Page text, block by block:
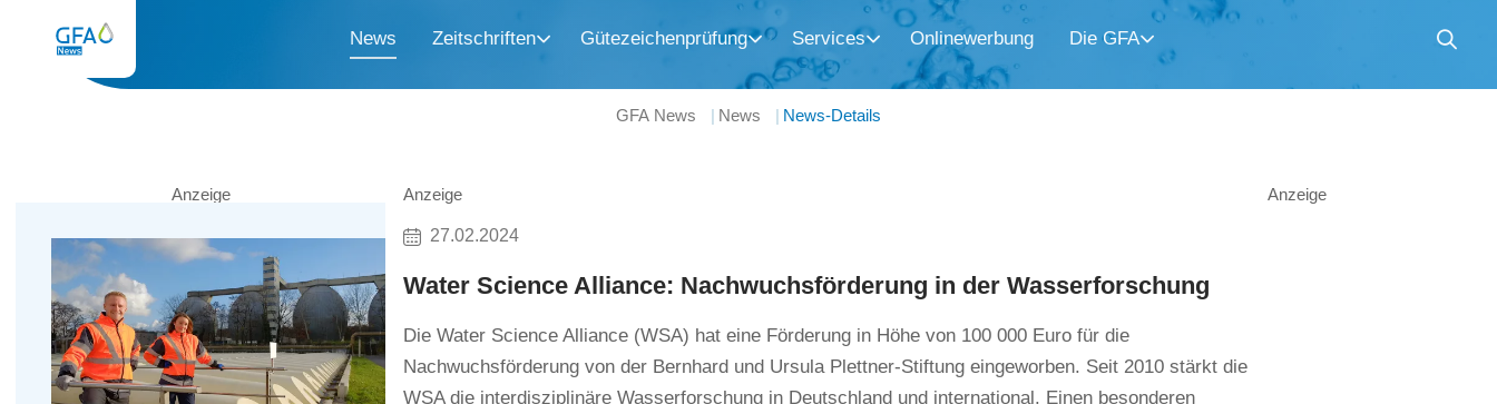
News Zeitschriften Gütezeichenprüfung Services Onlinewerbung Die GFA
GFA News News News-Details
Anzeige
27.02.2024
Water Science Alliance: Nachwuchsförderung in der Wasserforschung
Die Water Science Alliance (WSA) hat eine Förderung in Höhe von 100 000 Euro für die
Nachwuchsförderung von der Bernhard und Ursula Plettner-Stiftung eingeworben. Seit 2010 stärkt die
WSA die interdisziplinäre Wasserforschung in Deutschland und international. Einen besonderen
Anzeige Anzeige